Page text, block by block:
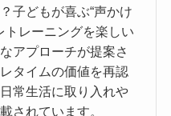
子どもが喜ぶ“声かけ
トレーニングを楽しい
アプローチが提案さ
タイムの価値を再認
常生活に取り入れや
されています。